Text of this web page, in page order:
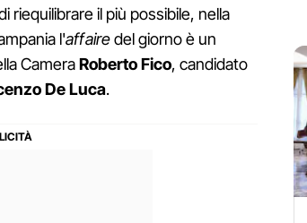
il più possibile, nella
l'affairedel giorno è un
CameraRoberto Fico, candidato
De Luca.